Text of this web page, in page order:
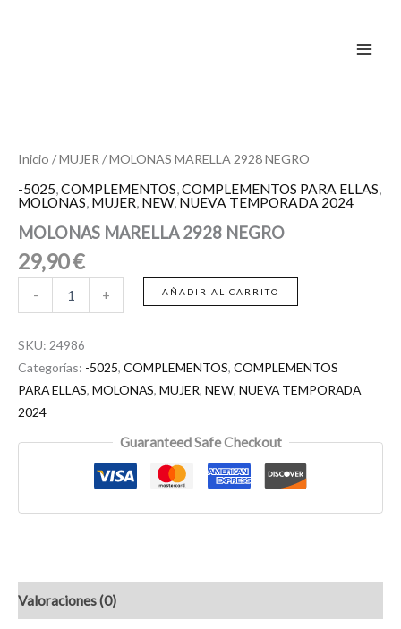
Inicio /MUJER / MOLONAS MARELLA 2928 NEGRO
-5025,COMPLEMENTOS,COMPLEMENTOS PARA ELLAS,
MOLONAS, MUJER, NEW, NUEVA TEMPORADA 2024
MOLONAS MARELLA 2928 NEGRO
29,90€
-
NEGRO
+ AÑADIR AL CARRITO
SKU: 24986
Categorías: -5025, COMPLEMENTOS, COMPLEMENTOS
PARA ELLAS, MOLONAS, MUJER, NEW, NUEVA TEMPORADA
2024
Guaranteed Safe Checkout
Valoraciones (0)